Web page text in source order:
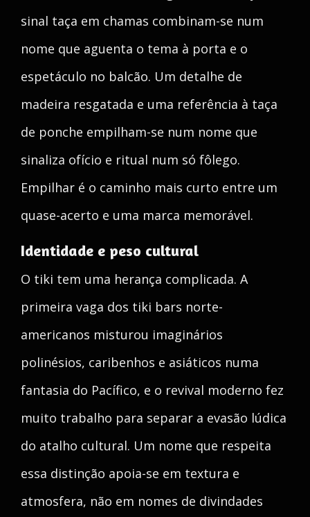
sinal taça em chamas combinam-se num
nome que aguenta o tema à porta e o
espetáculo no balcão. Um detalhe de
madeira resgatada e uma referência à taça
de ponche empilham-se num nome que
sinaliza ofício e ritual num só fôlego.
Empilhar é o caminho mais curto entre um
quase-acerto e uma marca memorável.
Identidade e peso cultural
O tiki tem uma herança complicada. A
primeira vaga dos tiki bars norte-
americanos misturou imaginários
polinésios, caribenhos e asiáticos numa
fantasia do Pacífico, e o revival moderno fez
muito trabalho para separar a evasão lúdica
do atalho cultural. Um nome que respeita
essa distinção apoia-se em textura e
atmosfera, não em nomes de divindades